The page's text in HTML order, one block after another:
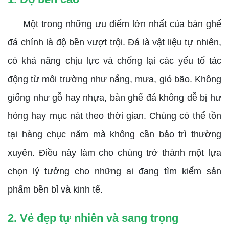
Một trong những ưu điểm lớn nhất của bàn ghế
đá chính là độ bền vượt trội. Đá là vật liệu tự nhiên,
có khả năng chịu lực và chống lại các yếu tố tác
động từ môi trường như nắng, mưa, gió bão. Không
giống như gỗ hay nhựa, bàn ghế đá không dễ bị hư
hỏng hay mục nát theo thời gian. Chúng có thể tồn
tại hàng chục năm mà không cần bảo trì thường
xuyên. Điều này làm cho chúng trở thành một lựa
chọn lý tưởng cho những ai đang tìm kiếm sản
phẩm bền bỉ và kinh tế.
2. Vẻ đẹp tự nhiên và sang trọng